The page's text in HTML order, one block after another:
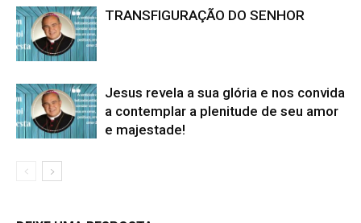
TRANSFIGURAÇÃO DO SENHOR
Jesus revela a sua glória e nos convida
a contemplar a plenitude de seu amor
e majestade!